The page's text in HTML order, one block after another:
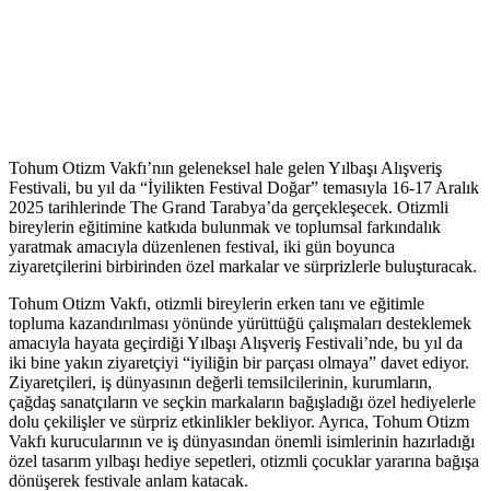
Tohum Otizm Vakfı’nın geleneksel hale gelen Yılbaşı Alışveriş
Festivali, bu yıl da “İyilikten Festival Doğar” temasıyla 16-17 Aralık
2025 tarihlerinde The Grand Tarabya’da gerçekleşecek. Otizmli
bireylerin eğitimine katkıda bulunmak ve toplumsal farkındalık
yaratmak amacıyla düzenlenen festival, iki gün boyunca
ziyaretçilerini birbirinden özel markalar ve sürprizlerle buluşturacak.
Tohum Otizm Vakfı, otizmli bireylerin erken tanı ve eğitimle
topluma kazandırılması yönünde yürüttüğü çalışmaları desteklemek
amacıyla hayata geçirdiği Yılbaşı Alışveriş Festivali’nde, bu yıl da
iki bine yakın ziyaretçiyi “iyiliğin bir parçası olmaya” davet ediyor.
Ziyaretçileri, iş dünyasının değerli temsilcilerinin, kurumların,
çağdaş sanatçıların ve seçkin markaların bağışladığı özel hediyelerle
dolu çekilişler ve sürpriz etkinlikler bekliyor. Ayrıca, Tohum Otizm
Vakfı kurucularının ve iş dünyasından önemli isimlerinin hazırladığı
özel tasarım yılbaşı hediye sepetleri, otizmli çocuklar yararına bağışa
dönüşerek festivale anlam katacak.